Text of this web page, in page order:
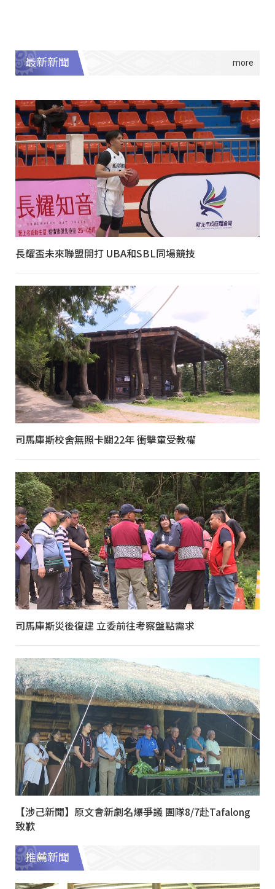
最新新聞
長耀盃未來聯盟開打 UBA和SBL同場競技
司馬庫斯校舍無照卡關22年 衝擊童受教權
司馬庫斯災後復建 立委前往考察盤點需求
【涉己新聞】原文會新劇名爆爭議 團隊8/7赴Tafalong
致歉
推薦新聞